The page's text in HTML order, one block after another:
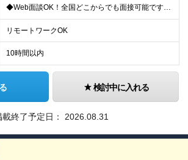
◆Web面談OK！全国どこからでも面接可能です♪ ◆関東のクライアント先または本社での勤務です ◆U・Iターン大歓迎 【本社】 東京都港区六本木3-5-27 六本木YAMADAビル6F ★最寄り駅
リモートワークOK
10時間以内
検討中に入れる
載終了予定日： 2026.08.31